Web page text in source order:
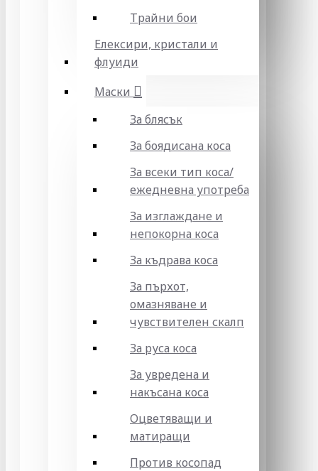
Трайни бои
Елексири, кристали и
флуиди
Маски
За блясък
За боядисана коса
За всеки тип коса/
ежедневна употреба
За изглаждане и
непокорна коса
За къдрава коса
За пърхот,
омазняване и
чувствителен скалп
За руса коса
За увредена и
накъсана коса
Оцветяващи и
матиращи
Против косопад